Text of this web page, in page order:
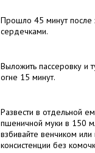
Прошло 45 минут после
сердечками.
Выложить пассеровку и
огне 15 минут.
Развести в отдельной
пшеничной муки в 150
взбивайте венчиком
консистенции без